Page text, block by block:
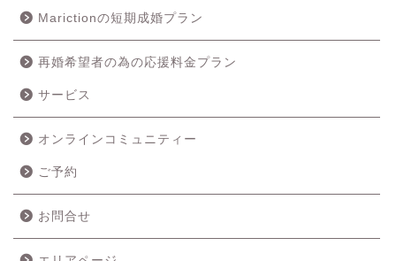
Marictionの短期成婚プラン
再婚希望者の為の応援料金プラン
サービス
オンラインコミュニティー
ご予約
お問合せ